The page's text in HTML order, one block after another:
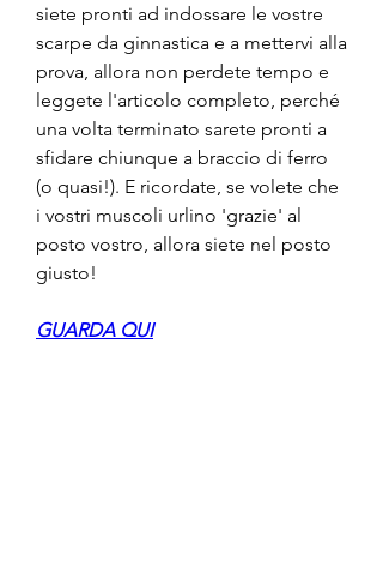
siete pronti ad indossare le vostre
scarpe da ginnastica e a mettervi alla
prova, allora non perdete tempo e
leggete l'articolo completo, perché
una volta terminato sarete pronti a
sfidare chiunque a braccio di ferro
(o quasi!). E ricordate, se volete che
i vostri muscoli urlino 'grazie' al
posto vostro, allora siete nel posto
giusto!
GUARDA QUI